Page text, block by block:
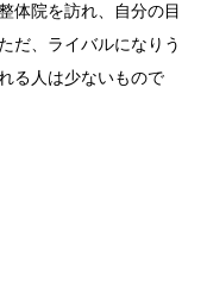
体院を訪れ、自分の目
だ、ライバルになりう
る人は少ないもので